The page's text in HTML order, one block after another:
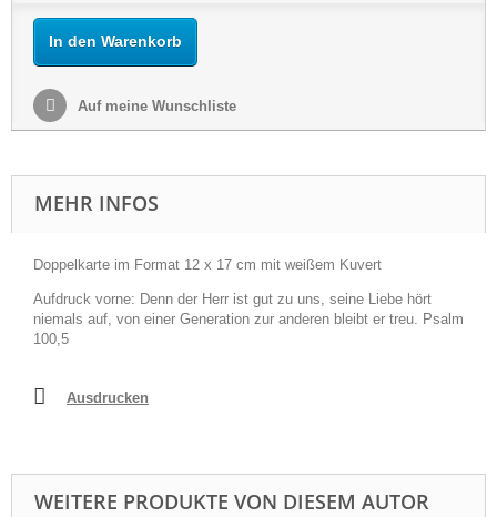
In den Warenkorb
Auf meine Wunschliste
MEHR INFOS
Doppelkarte im Format 12 x 17 cm mit weißem Kuvert
Aufdruck vorne: Denn der Herr ist gut zu uns, seine Liebe hört
niemals auf, von einer Generation zur anderen bleibt er treu. Psalm
100,5
Ausdrucken
WEITERE PRODUKTE VON DIESEM AUTOR